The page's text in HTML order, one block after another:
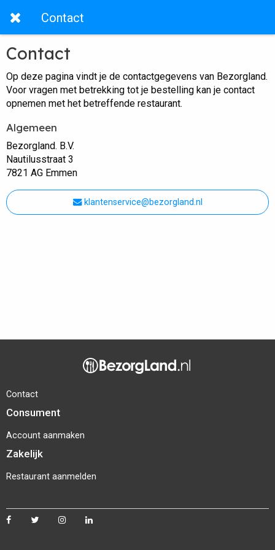
Contact
Contact
Op deze pagina vindt je de contactgegevens van Bezorgland.
Voor vragen met betrekking tot je bestelling kan je contact
opnemen met het betreffende restaurant.
Algemeen
Bezorgland. B.V.
Nautilusstraat 3
7821 AG Emmen
klantenservice@bezorgland.nl
Contact
Consument
Account aanmaken
Zakelijk
Restaurant aanmelden